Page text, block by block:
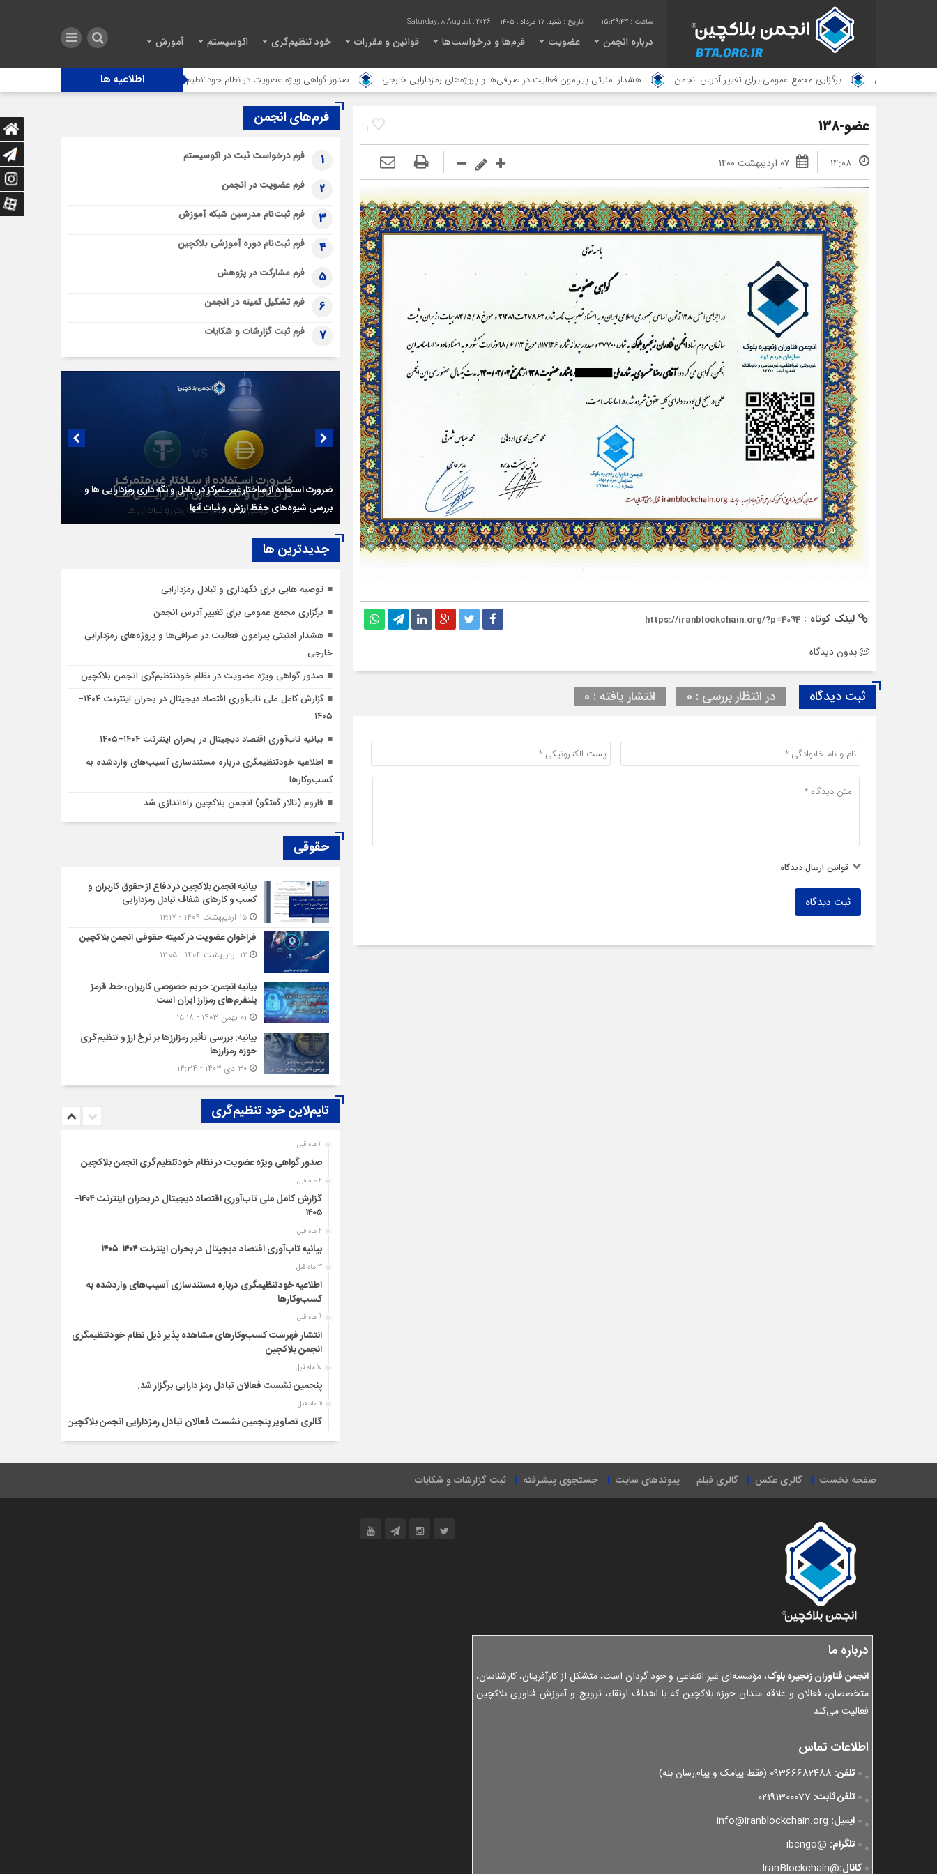
15:39:44 تاریخ : شنبه, ۱۷ مرداد , ۱۴۰۵ Saturday, 8 August , 2026
درباره انجمن عضویت فرم‌ها و درخواست‌ها قوانین و مقررات خود تنظیم‌گری اکوسیستم آموزش
اطلاعیه ها برگزاری مجمع عمومی برای تغییر آدرس انجمن هشدار امنیتی پیرامون فعالیت در صرافی‌ها و پروژه‌های رمزدارایی خارجی صدور گواهی ویژه عضویت در نظام خودتنظیم‌گری انجمن بلاکچین گزارش کامل ملی تاب‌آوری اقتصاد دیجیتال
1 عضو-138
۱۴:۰۸ ۰۷ اردیبهشت ۱۴۰۰
لینک کوتاه : https://iranblockchain.org/?p=4094
بدون دیدگاه
ثبت دیدگاه در انتظار بررسی : 0 انتشار یافته : 0
قوانین ارسال دیدگاه
ثبت دیدگاه
فرم‌های انجمن
1 فرم درخواست ثبت در اکوسیستم
2 فرم عضویت در انجمن
3 فرم ثبت‌نام مدرسین شبکه آموزش
4 فرم ثبت‌نام دوره آموزشی بلاکچین
5 فرم مشارکت در پژوهش
6 فرم تشکیل کمیته در انجمن
7 فرم ثبت گزارشات و شکایات
ضرورت استفاده از ساختار غیرمتمرکز در تبادل و نگه داری رمزدارایی ها و
بررسی شیوه‌‍‌های حفظ ارزش و ثبات آنها
جديدترين ها
توصیه هایی برای نگهداری و تبادل رمزدارایی
برگزاری مجمع عمومی برای تغییر آدرس انجمن
هشدار امنیتی پیرامون فعالیت در صرافی‌ها و پروژه‌های رمزدارایی
خارجی
صدور گواهی ویژه عضویت در نظام خودتنظیم‌گری انجمن بلاکچین
گزارش کامل ملی تاب‌آوری اقتصاد دیجیتال در بحران اینترنت ۱۴۰۴–
۱۴۰۵
بیانیه تاب‌آوری اقتصاد دیجیتال در بحران اینترنت ۱۴۰۴–۱۴۰۵
اطلاعیه خودتنظیمگری درباره مستندسازی آسیب‌های واردشده به
کسب‌وکارها
فاروم (تالار گفتگو) انجمن بلاکچین راه‌اندازی شد.
حقوقی
بیانیه انجمن بلاکچین در دفاع از حقوق کاربران و
کسب و کارهای شفاف تبادل رمزدارایی
۱۵ اردیبهشت ۱۴۰۴ - ۱۲:۱۷
فراخوان عضویت در کمیته حقوقی انجمن بلاکچین
۱۲ اردیبهشت ۱۴۰۴ - ۱۲:۰۵
بیانیه انجمن: حریم خصوصی کاربران، خط قرمز
پلتفرم‌های رمزارز ایران است.
بیانیه: بررسی تأثیر رمزارزها بر نرخ ارز و تنظیم‌گری
حوزه رمزارزها
۳۰ دی ۱۴۰۳ - ۱۴:۳۴
تایم‌لاین خود تنظیم‌گری
2 ماه قبل
صدور گواهی ویژه عضویت در نظام خودتنظیم‌گری انجمن بلاکچین
2 ماه قبل
گزارش کامل ملی تاب‌آوری اقتصاد دیجیتال در بحران اینترنت ۱۴۰۴–
۱۴۰۵
2 ماه قبل
بیانیه تاب‌آوری اقتصاد دیجیتال در بحران اینترنت ۱۴۰۴–۱۴۰۵
3 ماه قبل
اطلاعیه خودتنظیمگری درباره مستندسازی آسیب‌های واردشده به
کسب‌وکارها
9 ماه قبل
انتشار فهرست کسب‌وکارهای مشاهده پذیر ذیل نظام خودتنظیمگری
انجمن بلاکچین
10 ماه قبل
پنجمین نشست فعالان تبادل رمز دارایی برگزار شد.
11 ماه قبل
گالری تصاویر پنجمین نشست فعالان تبادل رمزدارایی انجمن بلاکچین
صفحه نخست گالری عکس گالری فیلم پیوندهای سایت جستجوی پیشرفته ثبت گزارشات و شکایات
درباره ما
انجمن فناوران زنجیره بلوک، مؤسسه‌ای غیر انتفاعی و خود گردان است، متشکل از کارآفرینان، کارشناسان،
متخصصان، فعالان و علاقه مندان حوزه بلاکچین که با اهداف ارتقاء، ترویج و آموزش فناوری بلاکچین
فعالیت می‌کند.
اطلاعات تماس
تلفن: 09366682488 (فقط پیامک و پیام‌رسان بله)
تلفن ثابت: 02191300077
ایمیل: info@iranblockchain.org
تلگرام: @ibcngo
کانال:@IranBlockchain